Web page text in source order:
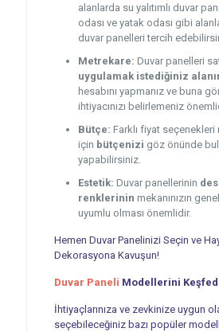
alanlarda su yalıtımlı duvar
odası ve yatak odası gibi
duvar panelleri tercih
Metrekare: Duvar panelleri
uygulamak istediğiniz
hesabını yapmanız ve buna
ihtiyacınızı belirlemeniz
Bütçe: Farklı fiyat
için bütçenizi göz önünde
yapabilirsiniz.
Estetik: Duvar panellerinin
renklerinin mekanınızın
uyumlu olması önemlidir.
Hemen Duvar Panelinizi Seçin ve
Dekorasyona Kavuşun!
Duvar Paneli Modellerini
İhtiyaçlarınıza ve zevkinize uygun
seçebileceğiniz bazı popüler